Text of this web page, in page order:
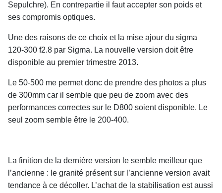
Sepulchre). En contrepartie il faut accepter son poids et
ses compromis optiques.
Une des raisons de ce choix et la mise ajour du sigma
120-300 f2.8 par Sigma. La nouvelle version doit être
disponible au premier trimestre 2013.
Le 50-500 me permet donc de prendre des photos a plus
de 300mm car il semble que peu de zoom avec des
performances correctes sur le D800 soient disponible. Le
seul zoom semble être le 200-400.
La finition de la dernière version le semble meilleur que
l’ancienne : le granité présent sur l’ancienne version avait
tendance à ce décoller. L’achat de la stabilisation est aussi